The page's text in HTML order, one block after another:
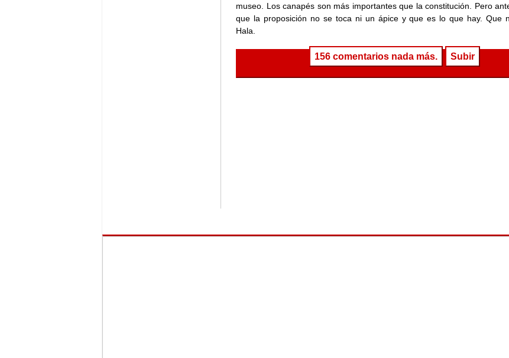
museo. Los canapés son más importantes que la constitución. Pero
que la proposición no se toca ni un ápice y que es lo que hay. Que
Hala.
156 comentarios nada más. Subir